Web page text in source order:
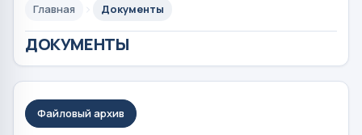
Главная Документы
ДОКУМЕНТЫ
Файловый архив